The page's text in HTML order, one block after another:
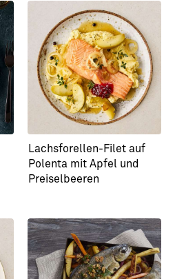
Lachsforellen-Filet auf
Polenta mit Apfel und
Preiselbeeren